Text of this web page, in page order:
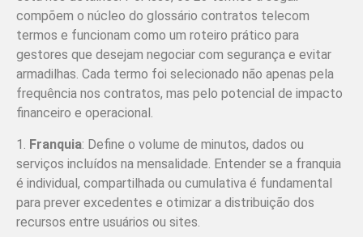
compõem o núcleo do glossário contratos telecom
termos e funcionam como um roteiro prático para
gestores que desejam negociar com segurança e evitar
armadilhas. Cada termo foi selecionado não apenas pela
frequência nos contratos, mas pelo potencial de impacto
financeiro e operacional.
1. Franquia: Define o volume de minutos, dados ou
serviços incluídos na mensalidade. Entender se a franquia
é individual, compartilhada ou cumulativa é fundamental
para prever excedentes e otimizar a distribuição dos
recursos entre usuários ou sites.